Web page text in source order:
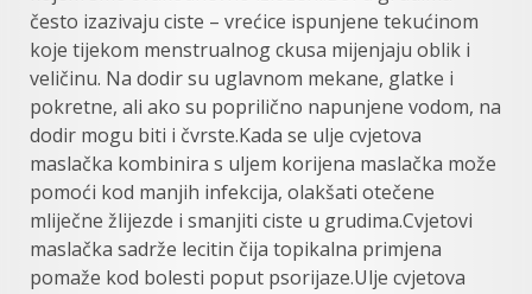
često izazivaju ciste – vrećice ispunjene tekućinom
koje tijekom menstrualnog ckusa mijenjaju oblik i
veličinu. Na dodir su uglavnom mekane, glatke i
pokretne, ali ako su poprilično napunjene vodom, na
dodir mogu biti i čvrste.Kada se ulje cvjetova
maslačka kombinira s uljem korijena maslačka može
pomoći kod manjih infekcija, olakšati otečene
mliječne žlijezde i smanjiti ciste u grudima.Cvjetovi
maslačka sadrže lecitin čija topikalna primjena
pomaže kod bolesti poput psorijaze.Ulje cvjetova